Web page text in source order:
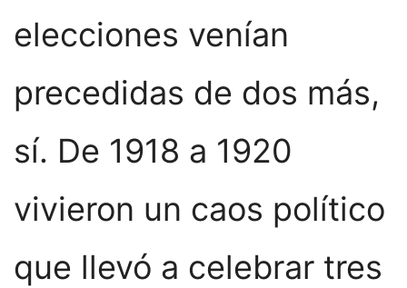
elecciones venían
precedidas de dos más,
sí. De 1918 a 1920
vivieron un caos político
que llevó a celebrar tres